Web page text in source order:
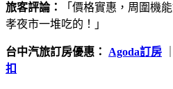
旅客評論：
「價格實惠，周圍機
孝夜市一堆吃的！」
台中汽旅訂房優惠： Agoda訂房
扣